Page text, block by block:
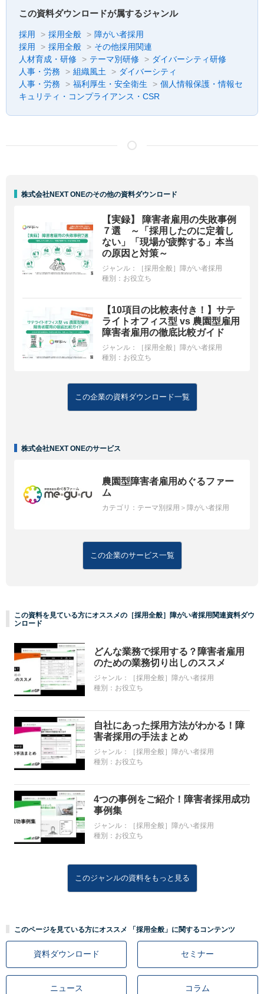
この資料ダウンロードが属するジャンル
採用 採用全般
障がい者採用
採用
採用全般
その他採用関連
人材育成・研修
テーマ別研修
ダイバーシティ研修
人事・労務
組織風土
ダイバーシティ
人事・労務
福利厚生・安全衛生
個人情報保護・情報セ
キュリティ・コンプライアンス・CSR
株式会社NEXT ONEのその他の資料ダウンロード
【実録】 障害者雇用の失敗事例
７選 ～「採用したのに定着し
ない」「現場が疲弊する」本当
の原因と対策～
ジャンル：
［採用全般］障がい者採用
種別： お役立ち
【10項目の比較表付き！】サテ
ライトオフィス型 vs 農園型雇用
障害者雇用の徹底比較ガイド
ジャンル：
［採用全般］障がい者採用
種別： お役立ち
この企業の資料ダウンロード一覧
株式会社NEXT ONEのサービス
農園型障害者雇用めぐるファー
ム
カテゴリ： テーマ別採用＞障がい者採用
この企業のサービス一覧
この資料を見ている方にオススメの［採用全般］障がい者採用関連資料ダウ
ンロード
どんな業務で採用する？障害者雇用
のための業務切り出しのススメ
ジャンル：
［採用全般］障がい者採用
種別： お役立ち
自社にあった採用方法がわかる！障
害者採用の手法まとめ
ジャンル：
［採用全般］障がい者採用
種別： お役立ち
4つの事例をご紹介！障害者採用成功
事例集
ジャンル：
［採用全般］障がい者採用
種別： お役立ち
このジャンルの資料をもっと見る
このページを見ている方にオススメ 「採用全般」に関するコンテンツ
資料ダウンロード セミナー
ニュース コラム